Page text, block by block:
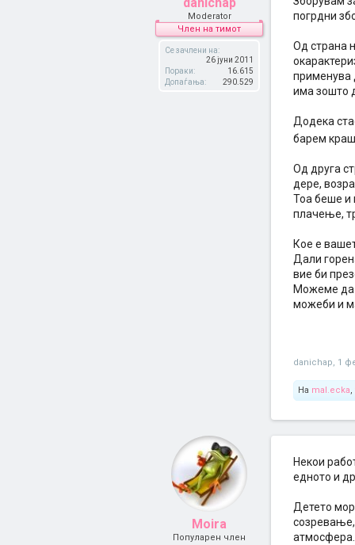
Moderator
Член на тимот
Се зачлени на:
26 јуни 2011
Пораки:
16.615
Допаѓања:
290.529
погрдни
Од страна
применува
има зошто
Додека
барем
Од друга
дере,
Тоа беше и
плачење,
Кое е
Дали
вие би
Можеме да
можеби и
danichap, 1
На mal.ecka,
Moira
Популарен член
Некои
едното и
Детето
атмосфера.